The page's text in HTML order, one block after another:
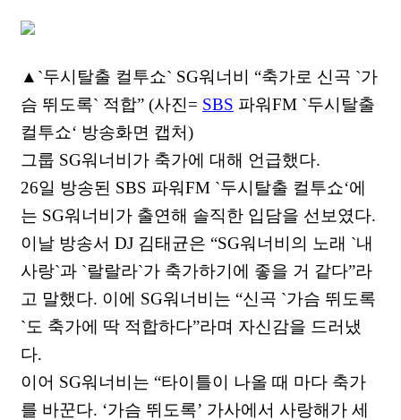
▲`두시탈출 컬투쇼` SG워너비 “축가로 신곡 `가
슴 뛰도록` 적합” (사진= SBS 파워FM `두시탈출
컬투쇼‘ 방송화면 캡처)
그룹 SG워너비가 축가에 대해 언급했다.
26일 방송된 SBS 파워FM `두시탈출 컬투쇼‘에
는 SG워너비가 출연해 솔직한 입담을 선보였다.
이날 방송서 DJ 김태균은 “SG워너비의 노래 `내
사랑`과 `랄랄라`가 축가하기에 좋을 거 같다”라
고 말했다. 이에 SG워너비는 “신곡 `가슴 뛰도록
`도 축가에 딱 적합하다”라며 자신감을 드러냈
다.
이어 SG워너비는 “타이틀이 나올 때 마다 축가
를 바꾼다. ‘가슴 뛰도록’ 가사에서 사랑해가 세